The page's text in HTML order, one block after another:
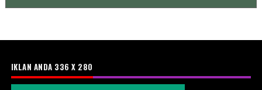
IKLAN ANDA 336 X 280